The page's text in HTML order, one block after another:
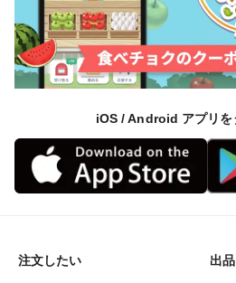
・無理なく続けて食べたい方
・ご家庭でしっかり楽しみたい
・サイズ混合（約110〜145g中心
※個数・サイズは前後します
iOS / Android アプリを
注文したい 出